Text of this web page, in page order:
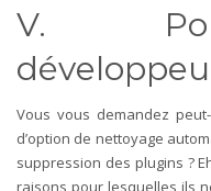
V.
Vous vous demandez
d’option de nettoyage
suppression des plugins ?
raisons pour lesquelles ils